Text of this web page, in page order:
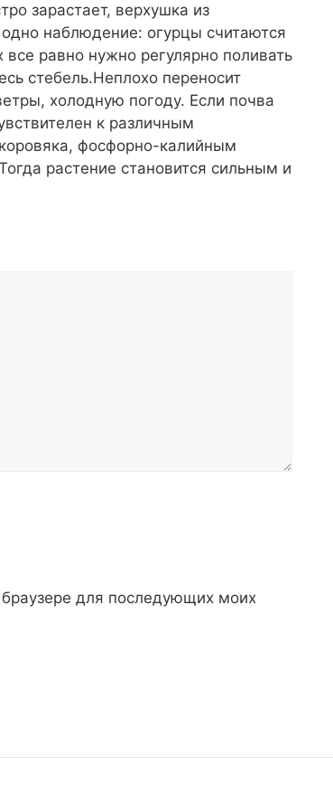
зарастает, верхушка из
наблюдение: огурцы считаются
равно нужно регулярно поливать
стебель.Неплохо переносит
холодную погоду. Если почва
к различным
фосфорно-калийным
растение становится сильным и
для последующих моих